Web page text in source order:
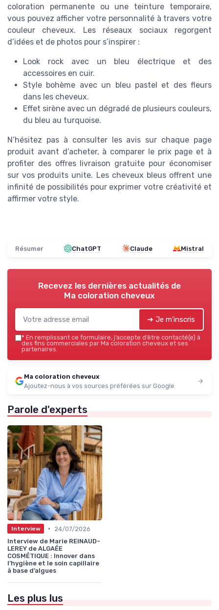
coloration permanente ou une teinture temporaire,
vous pouvez afficher votre personnalité à travers votre
couleur cheveux. Les réseaux sociaux regorgent
d’idées et de photos pour s’inspirer :
Look rock avec un bleu électrique et des
accessoires en cuir.
Style bohème avec un bleu pastel et des fleurs
dans les cheveux.
Effet sirène avec un dégradé de plusieurs couleurs,
du bleu au turquoise.
N’hésitez pas à consulter les avis sur chaque page
produit avant d’acheter, à comparer le prix page et à
profiter des offres livraison gratuite pour économiser
sur vos produits unite. Les cheveux bleus offrent une
infinité de possibilités pour exprimer votre créativité et
affirmer votre style.
Résumer ChatGPT Claude Mistral
Recevez les dernières actualités de
Ma coloration cheveux
➔ Je m'inscris
* En remplissant ce formulaire, j’accepte d’être contacté(e) à
des fins commerciales par Ma coloration cheveux et ses
partenaires.
Ma coloration cheveux
Ajoutez-nous à vos sources préférées sur Google
Parole d'experts
Interview •
24/07/2026
Interview de Marie REINAUD-
LEREY de ALGAÉE
COSMÉTIQUE : Innover dans
l’hygiène et le soin capillaire
à base d’algues
Les plus lus